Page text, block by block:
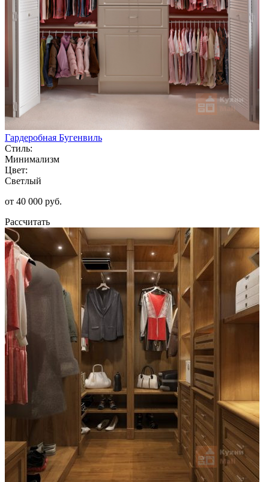
Гардеробная Бугенвиль
Стиль:
Минимализм
Цвет:
Светлый
от 40 000 руб.
Рассчитать